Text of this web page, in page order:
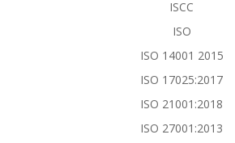
ISCC
ISO
ISO 14001 2015
ISO 17025:2017
ISO 21001:2018
ISO 27001:2013